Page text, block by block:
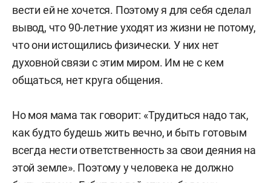
вести ей не хочется. Поэтому я для себя сделал
вывод, что 90-летние уходят из жизни не потому,
что они истощились физически. У них нет
духовной связи с этим миром. Им не с кем
общаться, нет круга общения.
Но моя мама так говорит: «Трудиться надо так,
как будто будешь жить вечно, и быть готовым
всегда нести ответственность за свои деяния на
этой земле». Поэтому у человека не должно